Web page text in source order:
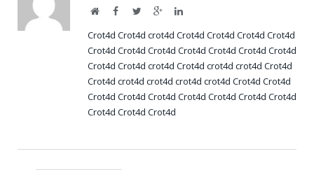
WebsiteFacebook
TwitterGoogle+LinkedIn
Crot4d Crot4d crot4d Crot4d Crot4d Crot4d Crot4d
Crot4d Crot4d Crot4d Crot4d Crot4d Crot4d Crot4d
Crot4d Crot4d crot4d Crot4d crot4d crot4d Crot4d
Crot4d crot4d crot4d crot4d crot4d Crot4d Crot4d
Crot4d Crot4d Crot4d Crot4d Crot4d Crot4d Crot4d
Crot4d Crot4d Crot4d